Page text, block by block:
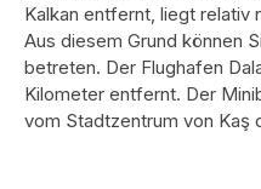
Kalkan entfernt, liegt relativ
Aus diesem Grund können
betreten. Der Flughafen
Kilometer entfernt. Der
vom Stadtzentrum von Kaş